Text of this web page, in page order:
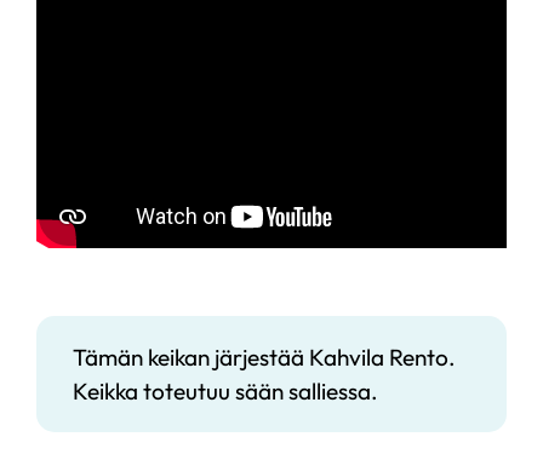
Tämän keikan järjestää Kahvila Rento.
Keikka toteutuu sään salliessa.